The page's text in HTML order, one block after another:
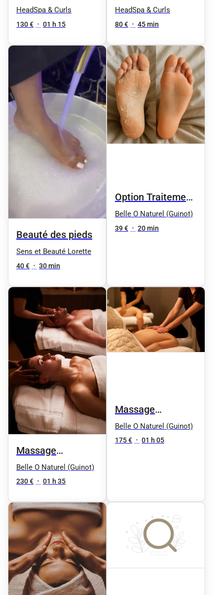
Relaxation +
Detox capillaire
HeadSpa & Curls
130 € • 01 h 15
Rituel Relaxation (
Offre découverte)
HeadSpa & Curls
80 € • 45 min
Beauté des pieds
Sens et Beauté Lorette
40 € • 30 min
Option Traitement
des callosités
Callus PRO by OPI
Belle O Naturel (Guinot)
39 € • 20 min
Massage
Signature en Duo
90mn
Belle O Naturel (Guinot)
230 € • 01 h 35
Massage
Signature en Duo
Belle O Naturel (Guinot)
175 € • 01 h 05